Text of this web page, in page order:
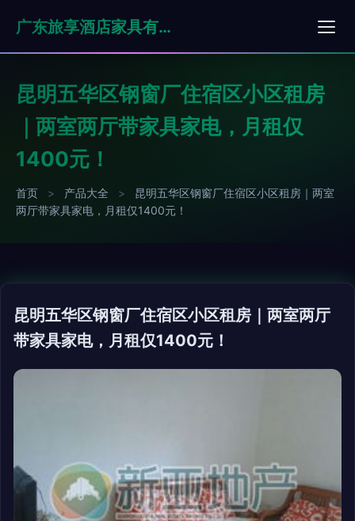
广东旅享酒店家具有限公司
昆明五华区钢窗厂住宿区小区租房
｜两室两厅带家具家电，月租仅
1400元！
首页 > 产品大全 >
昆明五华区钢窗厂住宿区小区租房｜两室
两厅带家具家电，月租仅1400元！
昆明五华区钢窗厂住宿区小区租房｜两室两厅
带家具家电，月租仅1400元！